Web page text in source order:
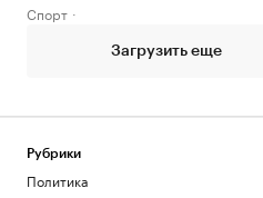
Спорт
Загрузить еще
Рубрики
Политика